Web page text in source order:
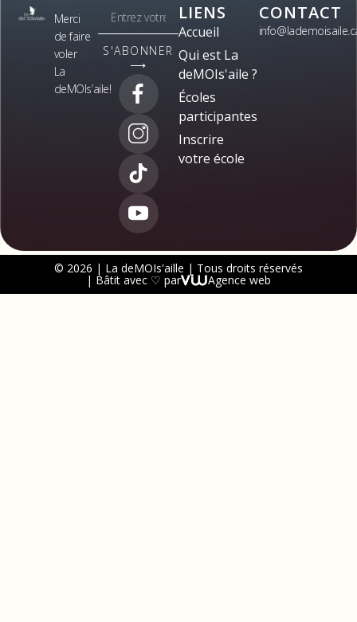
Merci
de faire
voler
La
deMOIs’aile!
S'ABONNER
⟶
LIENS
Accueil
Qui est La
deMOIs'aile ?
Écoles
participantes
Inscrire
votre école
CONTACT
© 2026 | La deMOIs'aille | Tous droits réservés
| Bâtit avec ♡ par Agence web